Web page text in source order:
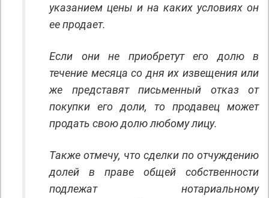
указанием цены и на каких условиях он
ее продает.
Если они не приобретут его долю в
течение месяца со дня их извещения или
же представят письменный отказ от
покупки его доли, то продавец может
продать свою долю любому лицу.
Также отмечу, что сделки по отчуждению
долей в праве общей собственности
подлежат нотариальному